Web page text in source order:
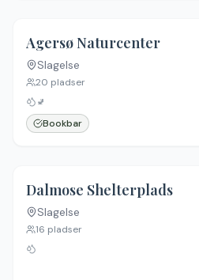
Agersø Naturcenter
Slagelse
20 pladser
🚽
Bookbar
Ingen billeder
Dalmose Shelterplads
Slagelse
16 pladser